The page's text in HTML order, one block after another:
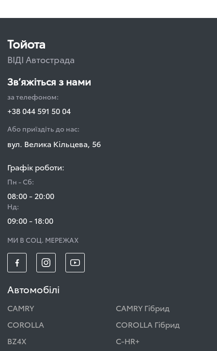
Тойота
ВІДІ Автострада
Зв’яжіться з нами
за телефоном:
+38 044 591 50 04
Або приїздіть до нас:
вул. Велика Кільцева, 56
Графік роботи:
Пн - Сб:
08:00 - 20:00
Нд:
09:00 - 18:00
МИ В СОЦ. МЕРЕЖАХ
Автомобілі
CAMRY
CAMRY Гібрид
COROLLA
COROLLA Гібрид
BZ4X
C-HR+